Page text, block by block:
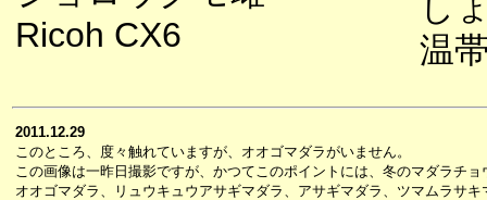
Ricoh CX6
温
2011.12.29
このところ、度々触れていますが、オオゴマダラがいません。
この画像は一昨日撮影ですが、かつてこのポイントには、冬のマダラチ
オオゴマダラ、リュウキュウアサギマダラ、アサギマダラ、ツマムラサキ